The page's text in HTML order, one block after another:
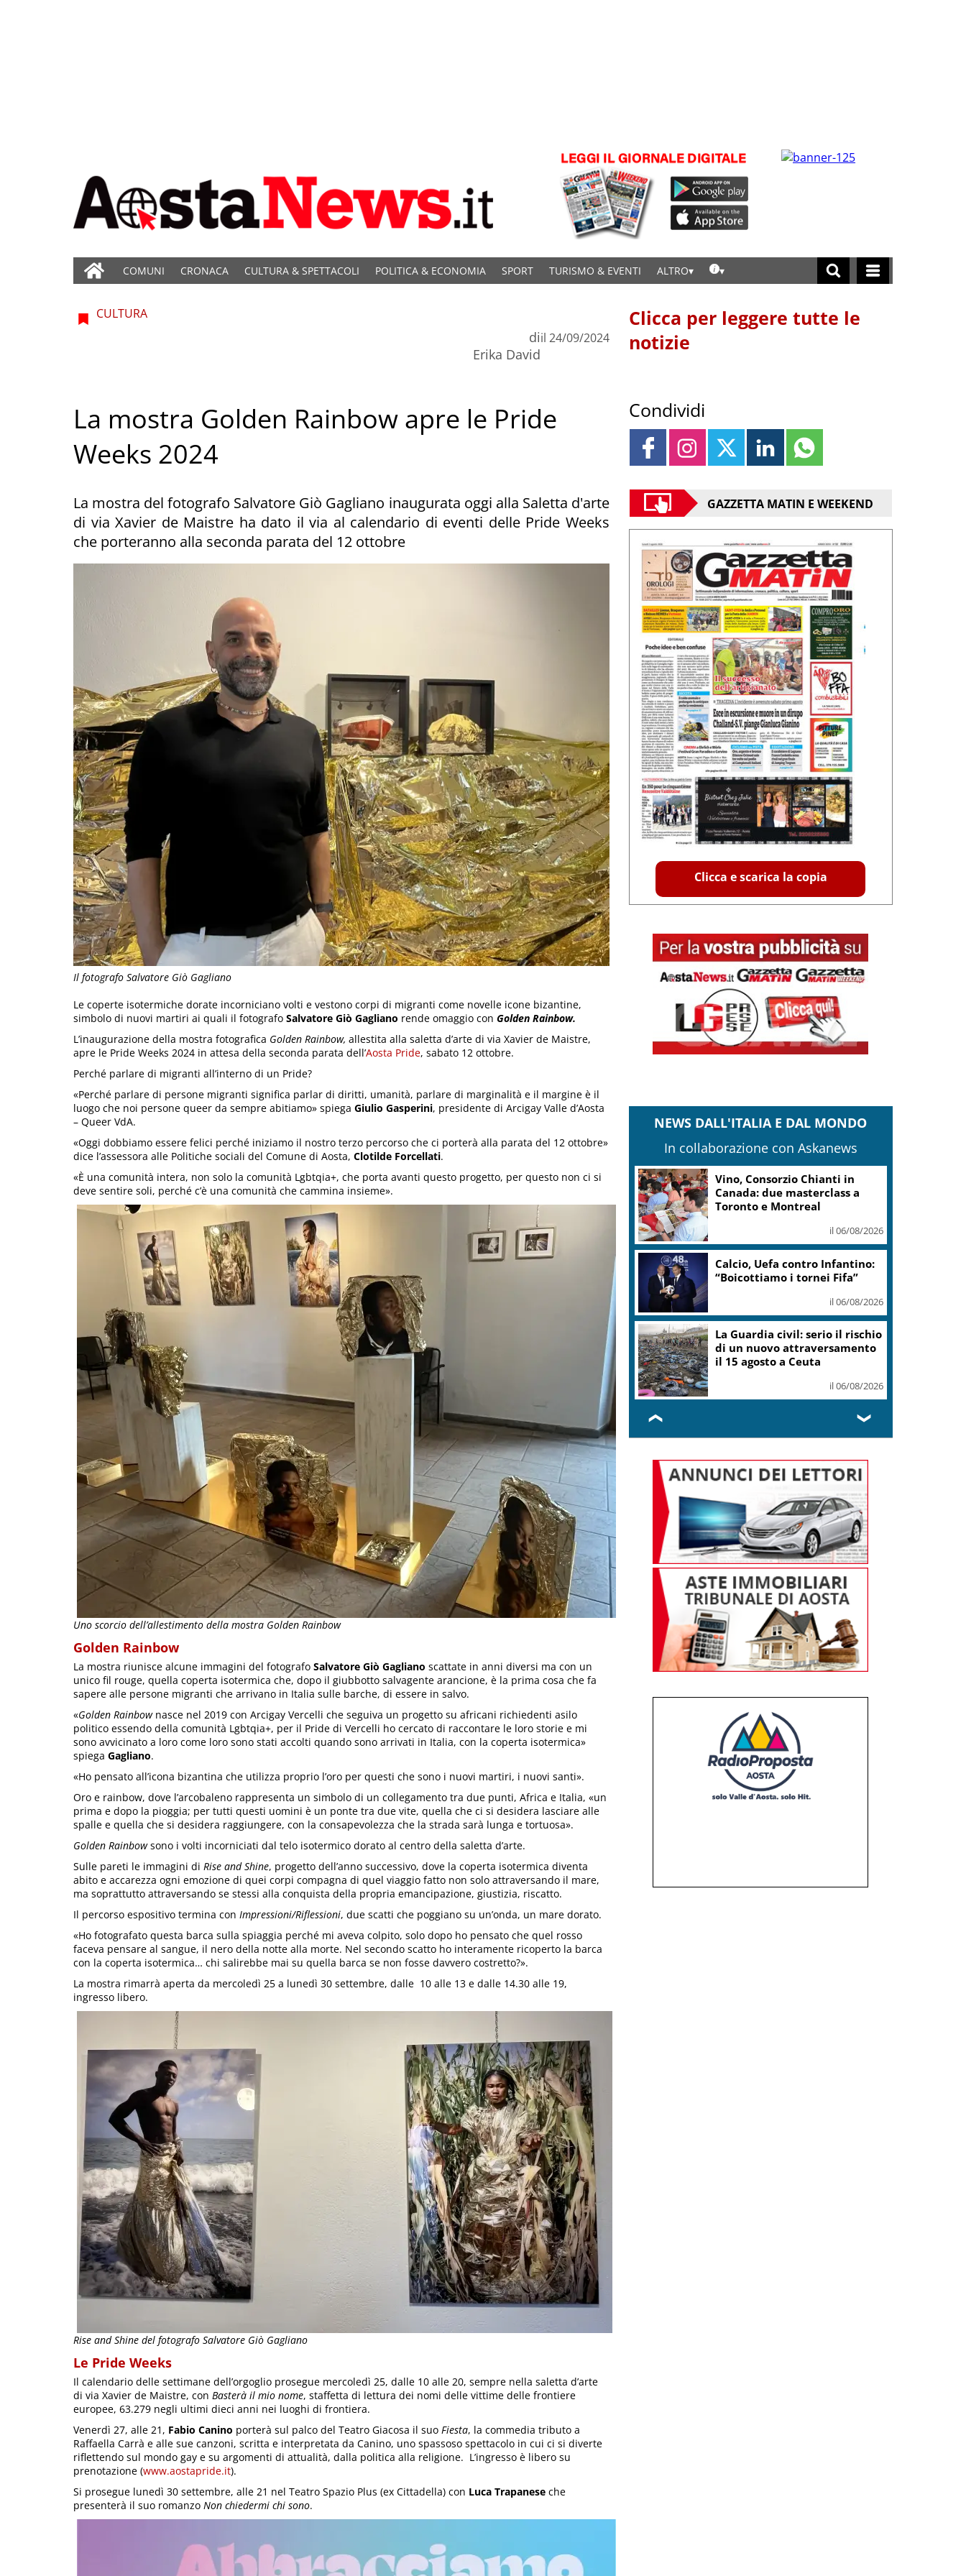
COMUNI CRONACA CULTURA & SPETTACOLI POLITICA & ECONOMIA SPORT TURISMO & EVENTI ALTRO
Il fotografo Salvatore Giò Gagliano
CULTURA
di
Erika David
il 24/09/2024
La mostra Golden Rainbow apre le Pride
Weeks 2024
La mostra del fotografo Salvatore Giò Gagliano inaugurata oggi alla Saletta d'arte
di via Xavier de Maistre ha dato il via al calendario di eventi delle Pride Weeks
che porteranno alla seconda parata del 12 ottobre
Le coperte isotermiche dorate incorniciano volti e vestono corpi di migranti come novelle icone bizantine,
simbolo di nuovi martiri ai quali il fotografo Salvatore Giò Gagliano rende omaggio con Golden Rainbow.
L’inaugurazione della mostra fotografica Golden Rainbow, allestita alla saletta d’arte di via Xavier de Maistre,
apre le Pride Weeks 2024 in attesa della seconda parata dell’Aosta Pride, sabato 12 ottobre.
Perché parlare di migranti all’interno di un Pride?
«Perché parlare di persone migranti significa parlar di diritti, umanità, parlare di marginalità e il margine è il
luogo che noi persone queer da sempre abitiamo» spiega Giulio Gasperini, presidente di Arcigay Valle d’Aosta
– Queer VdA.
«Oggi dobbiamo essere felici perché iniziamo il nostro terzo percorso che ci porterà alla parata del 12 ottobre»
dice l’assessora alle Politiche sociali del Comune di Aosta, Clotilde Forcellati.
«È una comunità intera, non solo la comunità Lgbtqia+, che porta avanti questo progetto, per questo non ci si
deve sentire soli, perché c’è una comunità che cammina insieme».
Uno scorcio dell’allestimento della mostra Golden Rainbow
Golden Rainbow
La mostra riunisce alcune immagini del fotografo Salvatore Giò Gagliano scattate in anni diversi ma con un
unico fil rouge, quella coperta isotermica che, dopo il giubbotto salvagente arancione, è la prima cosa che fa
sapere alle persone migranti che arrivano in Italia sulle barche, di essere in salvo.
«Golden Rainbownasce nel 2019 con Arcigay Vercelli che seguiva un progetto su africani richiedenti asilo
politico essendo della comunità Lgbtqia+, per il Pride di Vercelli ho cercato di raccontare le loro storie e mi
sono avvicinato a loro come loro sono stati accolti quando sono arrivati in Italia, con la coperta isotermica»
spiega Gagliano.
«Ho pensato all’icona bizantina che utilizza proprio l’oro per questi che sono i nuovi martiri, i nuovi santi».
Oro e rainbow, dove l’arcobaleno rappresenta un simbolo di un collegamento tra due punti, Africa e Italia, «un
prima e dopo la pioggia; per tutti questi uomini è un ponte tra due vite, quella che ci si desidera lasciare alle
spalle e quella che si desidera raggiungere, con la consapevolezza che la strada sarà lunga e tortuosa».
Golden Rainbowsono i volti incorniciati dal telo isotermico dorato al centro della saletta d’arte.
Sulle pareti le immagini di Rise and Shine, progetto dell’anno successivo, dove la coperta isotermica diventa
abito e accarezza ogni emozione di quei corpi compagna di quel viaggio fatto non solo attraversando il mare,
ma soprattutto attraversando se stessi alla conquista della propria emancipazione, giustizia, riscatto.
Il percorso espositivo termina con Impressioni/Riflessioni, due scatti che poggiano su un’onda, un mare dorato.
«Ho fotografato questa barca sulla spiaggia perché mi aveva colpito, solo dopo ho pensato che quel rosso
faceva pensare al sangue, il nero della notte alla morte. Nel secondo scatto ho interamente ricoperto la barca
con la coperta isotermica… chi salirebbe mai su quella barca se non fosse davvero costretto?».
La mostra rimarrà aperta da mercoledì 25 a lunedì 30 settembre, dalle 10 alle 13 e dalle 14.30 alle 19,
ingresso libero.
Rise and Shine del fotografo Salvatore Giò Gagliano
Le Pride Weeks
Il calendario delle settimane dell’orgoglio prosegue mercoledì 25, dalle 10 alle 20, sempre nella saletta d’arte
di via Xavier de Maistre, con Basterà il mio nome, staffetta di lettura dei nomi delle vittime delle frontiere
europee, 63.279 negli ultimi dieci anni nei luoghi di frontiera.
Venerdì 27, alle 21, Fabio Canino porterà sul palco del Teatro Giacosa il suo Fiesta, la commedia tributo a
Raffaella Carrà e alle sue canzoni, scritta e interpretata da Canino, uno spassoso spettacolo in cui ci si diverte
riflettendo sul mondo gay e su argomenti di attualità, dalla politica alla religione. L’ingresso è libero su
prenotazione (www.aostapride.it).
Si prosegue lunedì 30 settembre, alle 21 nel Teatro Spazio Plus (ex Cittadella) con Luca Trapanese che
presenterà il suo romanzo Non chiedermi chi sono.
Clicca per leggere tutte le
notizie
Condividi
GAZZETTA MATIN E WEEKEND
Clicca e scarica la copia
NEWS DALL'ITALIA E DAL MONDO
In collaborazione con Askanews
Vino, Consorzio Chianti in
Canada: due masterclass a
Toronto e Montreal
il 06/08/2026
Calcio, Uefa contro Infantino:
“Boicottiamo i tornei Fifa”
il 06/08/2026
La Guardia civil: serio il rischio
di un nuovo attraversamento
il 15 agosto a Ceuta
il 06/08/2026
❮ ❯